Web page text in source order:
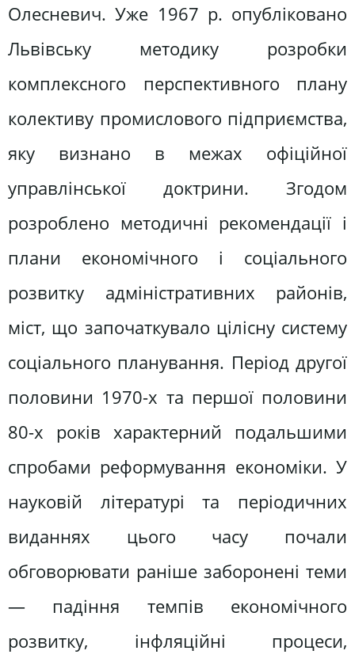
Олесневич. Уже 1967 р. опубліковано
Львівську методику розробки
комплексного перспективного плану
колективу промислового підприємства,
яку визнано в межах офіційної
управлінської доктрини. Згодом
розроблено методичні рекомендації і
плани економічного і соціального
розвитку адміністративних районів,
міст, що започаткувало цілісну систему
соціального планування. Період другої
половини 1970-х та першої половини
80-х років характерний подальшими
спробами реформування економіки. У
науковій літературі та періодичних
виданнях цього часу почали
обговорювати раніше заборонені теми
— падіння темпів економічного
розвитку, інфляційні процеси,